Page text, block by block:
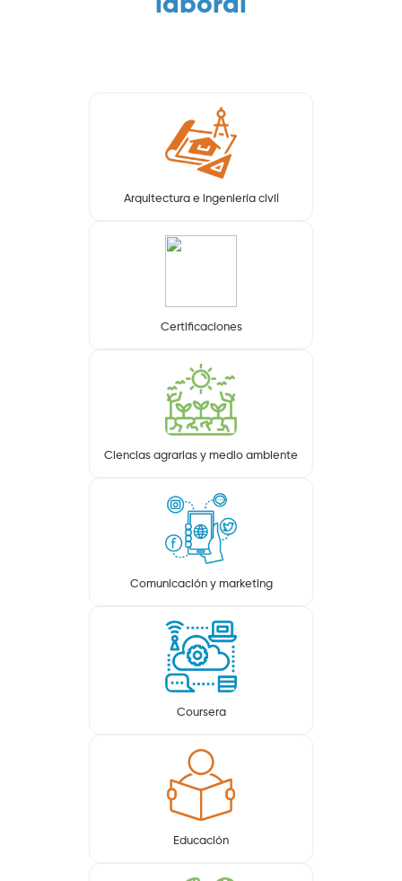
Arquitectura e ingeniería civil
Certificaciones
Ciencias agrarias y medio ambiente
Comunicación y marketing
Coursera
Educación